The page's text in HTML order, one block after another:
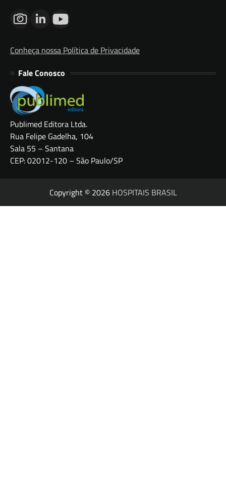
Conheça nossa Política de Privacidade
Fale Conosco
Publimed Editora Ltda.
Rua Felipe Gadelha, 104
Sala 55 – Santana
CEP: 02012-120 – São Paulo/SP
Copyright © 2026 HOSPITAIS BRASIL